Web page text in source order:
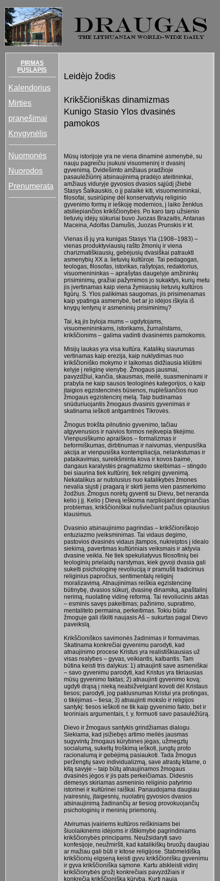
PIRMAS
PUSLAPIS
Kalendorius
Mirties
pranešimai
Knygynėlis
Nuomonės
Nuorodos
Prenumerata
Leidèjo žodis
Krikščioniškas dinamizmas
Kunigo Stasio Ylos dvasinės
pamokos
Mūsų istorijoje yra ne viena dinaminė asmenybė, su
nauju pagreičiu įsukusi visuomeninį ir dvasinį
gyvenimą. Dvidešimto amžiaus pradžioje
pasaulėžiūrinį atsinaujinimą pradėjo ateitininkai,
amžiaus viduryje gyvosios dvasios sąjūdį įžiebė
Stasys Šalkauskis, o jį palaikė kiti, visuomenininkai,
filosofai, susirūpinę dėl konservatyvių religinio
gyvenimo formų ir ieškoję modernios, į laiko ženklus
atsiliepiančios krikščionybės. Po karo tarp užsienio
lietuvių idėjų sūkuriai buvo Juozas Brazaitis, Antanas
Maceina, Adolfas Damušis, Juozas Prunskis ir kt.
Vienas iš jų yra kunigas Stasys Yla (1908–1983) –
vienas produktyviausių rašto žmonių ir viena
charizmatiškiausių, gebėjusių dvasiškai patraukti
asmenybių XX a. lietuvių kultūroje. Tai pedagogas,
teologas, filosofas, istorikas, rašytojas, redaktorius,
visuomenininkas – aprašytas daugelyje amžininkų
prisiminimų, gražiai pažymimos jo sukaktys, kurių metu
jis įvertinamas kaip viena žymiausių lietuvių kultūros
figūrų. S. Ylos palikimas saugomas, jis prisimenamas
kaip ypatinga asmenybė, bet ar jo idėjos iškyla iš
knygų lentynų ir asmeninių prisiminimų?
Tai, ką jis byloja mums – ugdytojams,
visuomenininkams, istorikams, žurnalistams,
krikščionims – galima vadinti dvasinėmis pamokomis.
Misijų laukas yra visa kultūra. Katalikų siaurumas
vertinamas kaip erezija, kaip nuklydimas nuo
krikščioniško mokymo ir laikomas didžiausia kliūtimi
kelyje į religinę vienybę. Žmogaus jausmai,
pavyzdžiui, kančia, skausmas, meilė, suasmeninami ir
prabyla ne kaip sausos teologinės kategorijos, o kaip
įtaigios egzistencinės būsenos, nuplėšiančios nuo
žmogaus egzistencinį melą. Taip budinamas
snūduriuojantis žmogaus dvasinis gyvenimas ir
skatinama ieškoti antgamtinės Tikrovės.
Žmogus trokšta pilnutinio gyvenimo, tačiau
atgyvenusios ir naivios formos neįkvepia tikėjimo.
Vienpusiškumo apraiškos – formalizmas ir
beformiškumas, dirbtinumas ir naivumas, vienpusiška
akcija ar vienpusiška kontempliacija, nelankstumas ir
pataikavimas, sureikšminta kova ir kovos baimė,
dangaus karalystės pragmatizmo skelbimas – stingdo
bei siaurina tiek kultūrinį, tiek religinį gyvenimą.
Nekatalikus ar nutolusius nuo katalikybės žmones
nevalia siųsti į pragarą ir skirti jiems vien pasmerkimo
žodžius. Žmogus norėtų gyventi su Dievu, bet neranda
kelio į jį. Kelio į Dievą ieškoma narpliojant deginančias
problemas, krikščioniškai nušviečiant pačius opiausius
klausimus.
Dvasinio atsinaujinimo pagrindas – krikščioniškojo
entuziazmo įveiksminimas. Tai vidaus degimo,
pastovios dvasinės vidaus įtampos, nukreiptos į idealo
siekimą, pavertimas kultūriniais veiksmais ir aktyvia
dvasine veikla. Ne tiek spekuliatyvus filosofinių bei
teologinių prielaidų narstymas, kiek gyvoji dvasia gali
sukelti psichologinę revoliuciją ir pramušti tradicinius
religinius papročius, sentimentalų religinį
moralizavimą. Atnaujinimas reiškia egzistencinę
būtinybę, dvasios sūkurį, dvasinę dinamiką, apaštalinį
nerimą, nuolatinę vidinę reformą. Tai revoliucinis aktas
– esminis savęs pakeitimas; pažinimo, supratimo,
mentaliteto permaina, perkeitimas. Tokiu būdu
žmoguje gali iškilti naujasis Aš – sukurtas pagal Dievo
paveikslą.
Krikščioniškos savimonės žadinimas ir formavimas.
Skatinama konkrečiai gyvenimu parodyti, kad
atnaujinimo procese Kristus yra realistiškiausias už
visas realybes – gyvas, veikiantis, kalbantis. Tam
būtina keisti tris dalykus: 1) atnaujinti save asmeniškai
– savo gyvenimu parodyti, kad Kristus yra tikriausias
mūsų gyvenimo faktas; 2) atnaujinti gyvenimo kovą:
ugdyti drąsą į nieką neatsižvelgiant kovoti dėl Kristaus
tiesos; parodyti, jog paklusnumas Kristui yra protingas,
o tikėjimas – tiesa; 3) atnaujinti mokslo ir religijos
santykį: tiesos ieškoti ne tik kaip gyvenimo fakto, bet ir
teoriniais argumentais, t. y. formuoti savo pasaulėžiūrą.
Dievo ir žmogaus santykis grindžiamas dialogu.
Siekiama, kad įsižiebęs artimo meilės jausmas
sugyvintų žmogaus kūrybines jėgas, užmegztų
socialumą, sukeltų troškimą ieškoti, jungtų proto
racionalumą ir gebėjimą pasiaukoti. Tada žmogus
peržengtų savo individualizmą, save atrastų kitame, o
kitą savyje – taip būtų atnaujinamos žmogaus
dvasinės jėgos ir jis pats perkeičiamas. Didesnis
dėmesys skiriamas asmeninio religinio patyrimo
istorinei ir kultūrinei raiškai. Panaudojama daugiau
įvairesnių, įtaigesnių, nuolatinį gyvosios dvasios
atsinaujinimą žadinančių ar tiesiog provokuojančių
psichologinių ir meninių priemonių.
Atvirumas įvairiems kultūros reiškiniams bei
šiuolaikinėms idėjoms ir ištikimybė pagrindiniams
krikščionybės principams. Neužsidaryti savo
konfesijoje, neužmiršti, kad katalikiškų bruožų daugiau
ar mažiau gali būti ir kitose religijose. Stabmeldišką
krikščionių elgseną keisti gyvu krikščionišku gyvenimu
ir gyva krikščioniška sąmone. Kartu atskleisti vidinį
krikščionybės grožį konkrečiais pavyzdžiais ir
konkrečia krikščioniška kūryba. Kurti naują